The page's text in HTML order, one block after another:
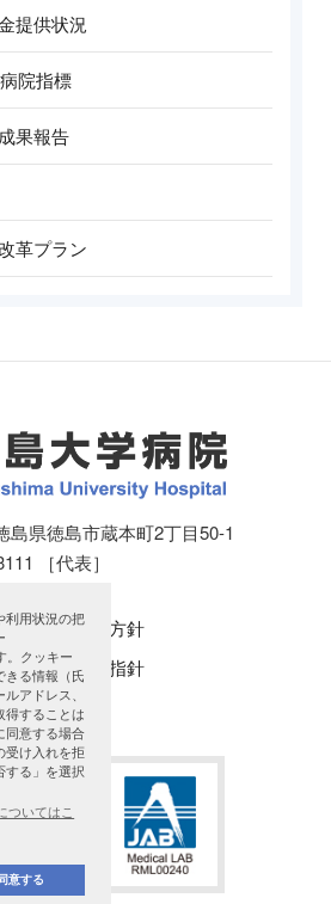
利用状況の把
。クッキー
きる情報（氏
アドレス、
得することは
同意する場合
受け入れを拒
する」を選択
ついてはこ
同意する
提供状況
病院指標
果報告
革プラン
県徳島市蔵本町2丁目50-1
［代表］
個人情報保護方針
公表に関する指針
サイトマップ